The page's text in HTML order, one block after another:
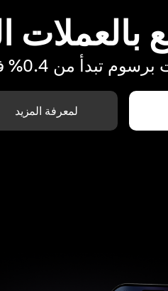
تبدأ من 0.4% فقط
لمعرفة المزيد